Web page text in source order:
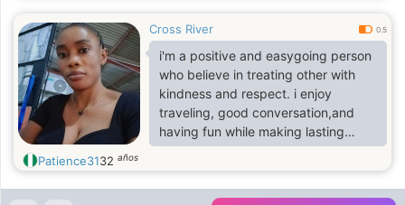
Cross River 0.5
i'm a positive and easygoing person
who believe in treating other with
kindness and respect. i enjoy
traveling, good conversation,and
having fun while making lasting
memories. i'm looking for someone
genuine , caring,and ready for a
meaningful relationship
Patience3132 años